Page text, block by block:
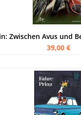
Zwischen Avus und
39,00 €